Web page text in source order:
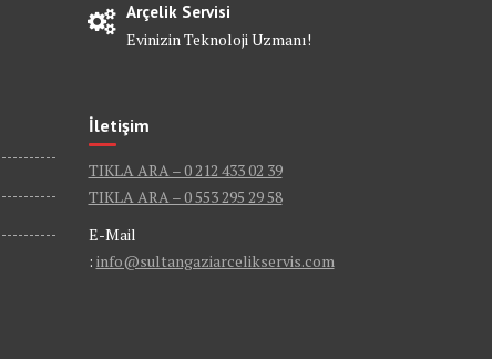
Arçelik Servisi
Evinizin Teknoloji Uzmanı!
İletişim
TIKLA ARA – 0 212 433 02 39
TIKLA ARA – 0 553 295 29 58
E-Mail
: info@sultangaziarcelikservis.com